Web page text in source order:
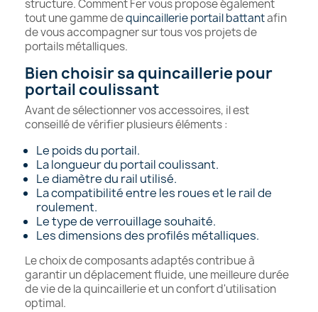
structure. Comment Fer vous propose également
tout une gamme dequincaillerie portail battantafin
de vous accompagner sur tous vos projets de
portails métalliques.
Bien choisir sa quincaillerie pour
portail coulissant
Avant de sélectionner vos accessoires, il est
conseillé de vérifier plusieurs éléments :
Le poids du portail.
La longueur du portail coulissant.
Le diamètre du rail utilisé.
La compatibilité entre les roues et le rail de
roulement.
Le type de verrouillage souhaité.
Les dimensions des profilés métalliques.
Le choix de composants adaptés contribue à
garantir un déplacement fluide, une meilleure durée
de vie de la quincaillerie et un confort d'utilisation
optimal.